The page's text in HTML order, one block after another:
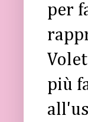
per
più